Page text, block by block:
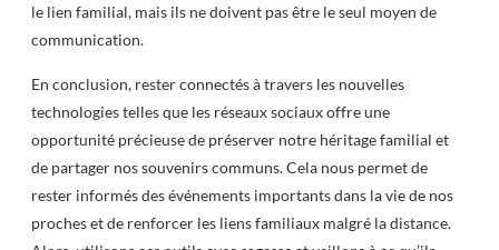
le lien familial, mais ils ne doivent pas être le seul moyen de
communication.
En conclusion, rester connectés à travers les nouvelles
technologies telles que les réseaux sociaux offre une
opportunité précieuse de préserver notre héritage familial et
de partager nos souvenirs communs. Cela nous permet de
rester informés des événements importants dans la vie de nos
proches et de renforcer les liens familiaux malgré la distance.